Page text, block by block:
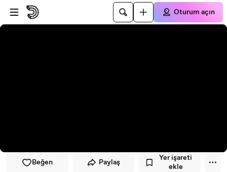
Oynatıcıya atla
Ana içeriğe atla
Oturum açın
Beğen Paylaş
Yer işareti
ekle